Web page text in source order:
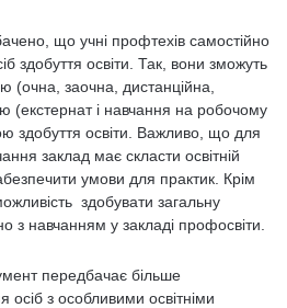
що учні профтехів самостійно
здобуття освіти. Так, вони зможуть
(очна, заочна, дистанційна,
(екстернат і навчання на робочому
здобуття освіти. Важливо, що для
заклад має скласти освітній
умови для практик. Крім
здобувати загальну
з навчанням у закладі профосвіти.
передбачає більше
з особливими освітніми